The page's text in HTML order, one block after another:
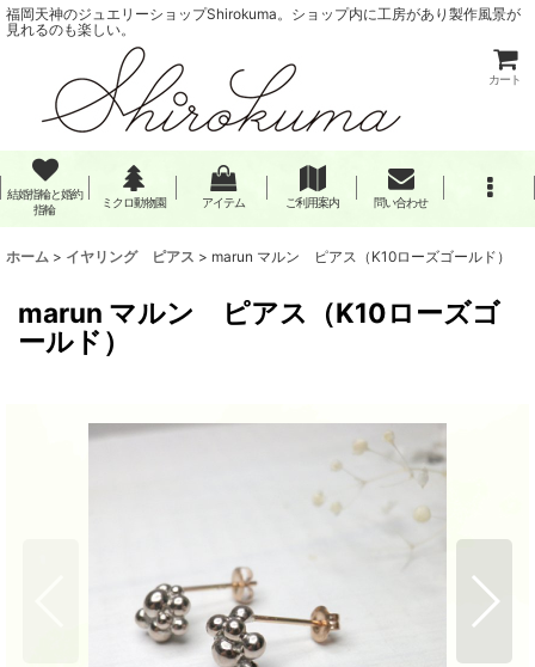
福岡天神のジュエリーショップShirokuma。ショップ内に工房があり製作風景が
見れるのも楽しい。
カート
結婚指輪と婚約
指輪
ミクロ動物園 アイテム ご利用案内 問い合わせ
ホーム > イヤリング ピアス > marun マルン ピアス（K10ローズゴールド）
marun マルン ピアス（K10ローズゴ
ールド）